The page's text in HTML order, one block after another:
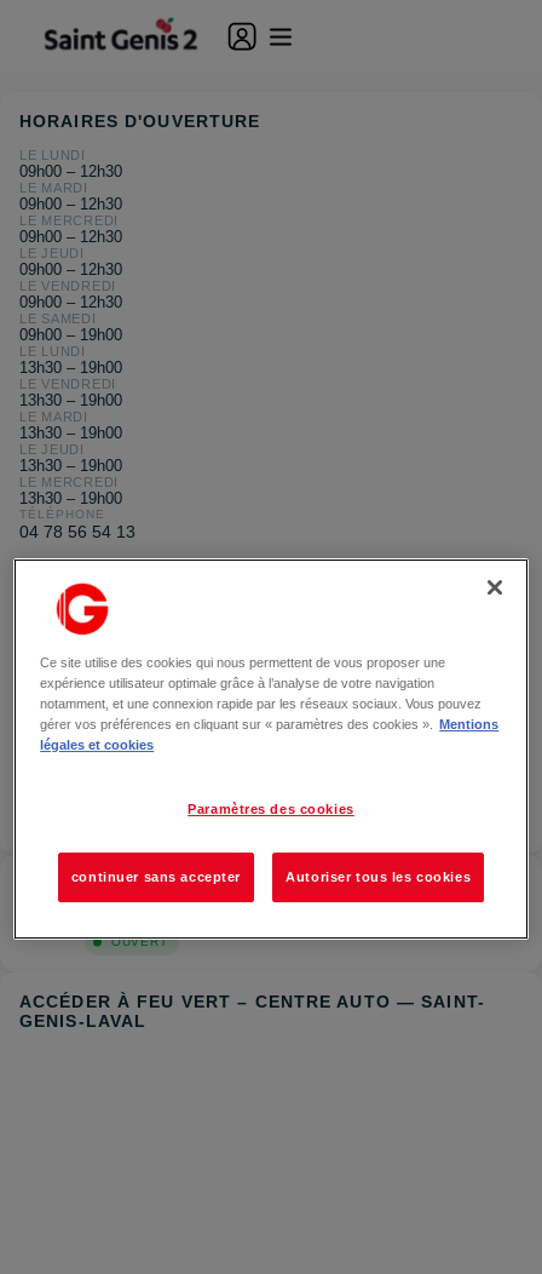
Feu vert – Centre auto— Saint-
Genis-Laval
OUVERT
ACCÉDER À FEU VERT – CENTRE AUTO — SAINT-
GENIS-LAVAL
HORAIRES D'OUVERTURE
LE LUNDI
09h00 – 12h30
LE MARDI
09h00 – 12h30
LE MERCREDI
09h00 – 12h30
LE JEUDI
09h00 – 12h30
LE VENDREDI
09h00 – 12h30
LE SAMEDI
09h00 – 19h00
LE LUNDI
13h30 – 19h00
LE VENDREDI
13h30 – 19h00
LE MARDI
13h30 – 19h00
LE JEUDI
13h30 – 19h00
LE MERCREDI
13h30 – 19h00
TÉLÉPHONE
04 78 56 54 13
Ce site utilise des cookies qui nous permettent de vous proposer une
expérience utilisateur optimale grâce à l’analyse de votre navigation
notamment, et une connexion rapide par les réseaux sociaux. Vous pouvez
gérer vos préférences en cliquant sur « paramètres des cookies ».
Mentions
légales et cookies
Paramètres des cookies
continuer sans accepter Autoriser tous les cookies